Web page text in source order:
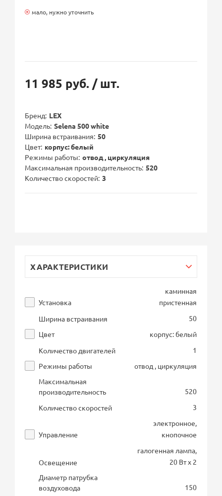
мало, нужно уточнить
11 985 руб. / шт.
Бренд LEX
Модель Selena 500 white
Ширина встраивания 50
Цвет корпус: белый
Режимы работы отвод , циркуляция
Максимальная производительность 520
Количество скоростей 3
ХАРАКТЕРИСТИКИ
Установка
каминная
пристенная
Ширина встраивания
50
Цвет
корпус: белый
Количество двигателей
1
Режимы работы
отвод , циркуляция
Максимальная
производительность
520
Количество скоростей
3
Управление
электронное,
кнопочное
Освещение
галогенная лампа,
20 Вт х 2
Диаметр патрубка
воздуховода
150